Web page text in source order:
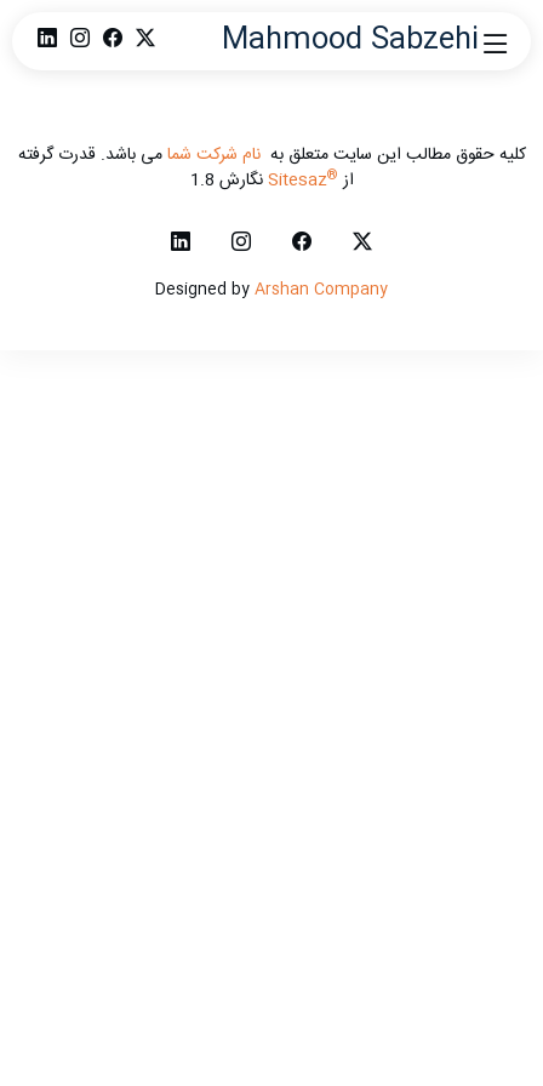
Mahmood Sabzehi
کلیه حقوق مطالب این سایت متعلق بهنام شرکت شمامی باشد. قدرت گرفته
از ®
Sitesazنگارش 1.8
Designed byArshan Company